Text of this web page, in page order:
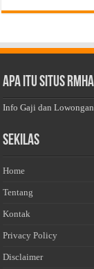
Apa Itu Situs
Info Gaji dan
Sekilas
Home
Tentang
Kontak
Privacy Policy
Disclaimer